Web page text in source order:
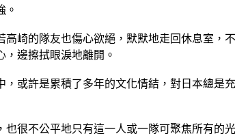
。
崎的隊友也傷心欲絕，默默地走回休息室，
邊擦拭眼淚地離開。
或許是累積了多年的文化情結，對日本總是
很不公平地只有這一人或一隊可聚焦所有的